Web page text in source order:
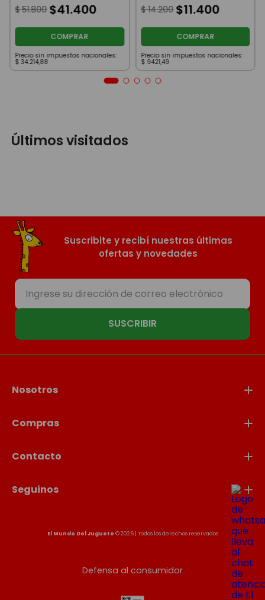
Martinez
$ 51.800 $41.400
COMPRAR
Precio sin impuestos nacionales:
$ 34.214,88
Celeste
$ 14.200 $11.400
COMPRAR
Precio sin impuestos nacionales:
$ 9421,49
Últimos visitados
Suscribite y recibí nuestras últimas
ofertas y novedades
SUSCRIBIR
Nosotros
Compras
Contacto
Seguinos
El Mundo Del Juguete © 2026 | Todos los derechos reservados
Defensa al consumidor